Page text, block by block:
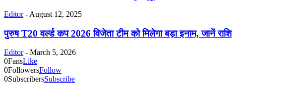
Editor - August 12, 2025
पुरुष T20 वर्ल्ड कप 2026 विजेता टीम को मिलेगा बड़ा इनाम, जानें राशि
Editor - March 5, 2026
0FansLike
0FollowersFollow
0SubscribersSubscribe